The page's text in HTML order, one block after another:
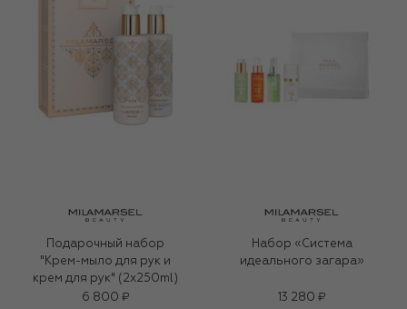
Подарочный набор
"Крем-мыло для рук и
крем для рук" (2x250ml)
6 800 ₽
Набор «Система
идеального загара»
13 280 ₽